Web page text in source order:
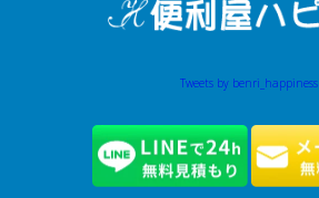
Tweets by benri_happiness